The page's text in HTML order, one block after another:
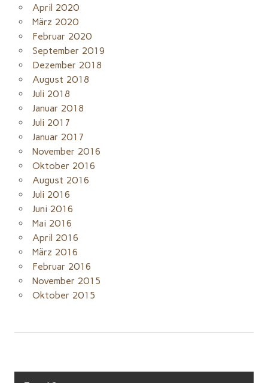
April 2020
März 2020
Februar 2020
September 2019
Dezember 2018
August 2018
Juli 2018
Januar 2018
Juli 2017
Januar 2017
November 2016
Oktober 2016
August 2016
Juli 2016
Juni 2016
Mai 2016
April 2016
März 2016
Februar 2016
November 2015
Oktober 2015